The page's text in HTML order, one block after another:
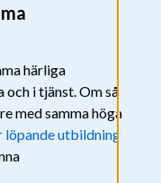
härliga
i tjänst. Om så
med samma höga
löpande utbildning